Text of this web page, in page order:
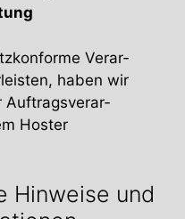
Verar­
haben wir
Auftrags­ver­ar­
Hoster
Hinweise und